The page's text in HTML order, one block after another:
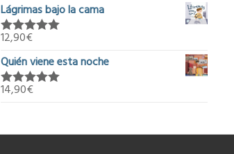
Lágrimas bajo la cama
Valorado en
12,90€
Quién viene esta noche
Valorado en
14,90€